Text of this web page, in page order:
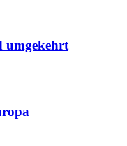
umgekehrt